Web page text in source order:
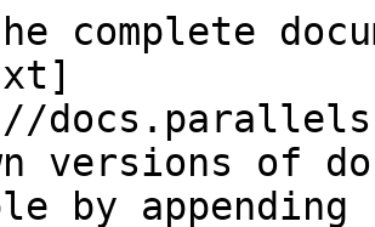
|
| ------------------------------------------------------------------------------------------------------------------------------------------------ | ----------------------------------------------------------------------------------------------------------------------------------------------------------------------------------------------------------------------------------------------------------------------------------------------------------------------------------------------------------------------------------------------------------------------------------------------------------------------------------------------------------------------------------------------------------------------------------------------------------------------------------------------------------------------------------------------------------------------------------------------------------------------------------------------------------------------------------------------------------------------------------------------------------------------------------------------------------------------------------------------------------------------------------------------------------------------------------------------------------------------------------------------------------------------------------------------------------------------------------------------------------------------------------------------------------------------------------------------------------------------------------------------------------------------------------------------------------------------------------------------------------------------------------------------------------------------------------------------------------------------------------------------------------------------------------------------------------------------------- |
| **Mémoire**                                                                                                                                      | <p>Si vous avez une machine virtuelle avec Windows 8 ou une version ultérieure, Parallels Desktop utilise la mémoire du système pour les graphiques. Pour augmenter la quantité de mémoire graphique attribuée à votre machine virtuelle, augmentez la quantité de mémoire système dans le volet <a href="/pages/3HSedix1srakZbjr2PlO"><strong>CPU et mémoire</strong></a>.</p><p></p><p>Si vous avez une machine virtuelle avec Windows 7 ou une version antérieure, ainsi qu'un système d'exploitation Linux ou macOS, vous pouvez définir la quantité de mémoire vidéo qui sera disponible pour la machine virtuelle à l'aide du menu <strong>Mémoire</strong>.</p>